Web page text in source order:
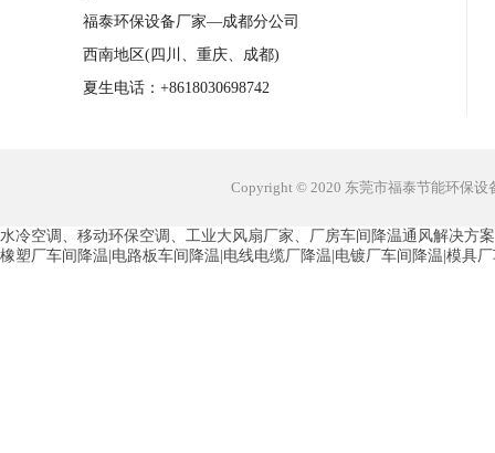
福泰环保设备厂家—成都分公司
西南地区(四川、重庆、成都)
夏生电话：+8618030698742
Copyright © 2020 东莞市福泰节能环保设
水冷空调、移动环保空调、工业大风扇厂家、厂房车间降温通风解决方
橡塑厂车间降温|电路板车间降温|电线电缆厂降温|电镀厂车间降温|模具